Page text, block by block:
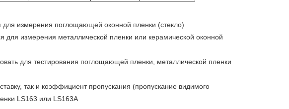
измерения поглощающей оконной пленки (стекло)
для измерения металлической пленки или керамической оконной
для тестирования поглощающей пленки, металлической пленки
так и коэффициент пропускания (пропускание видимого
LS163 или LS163A